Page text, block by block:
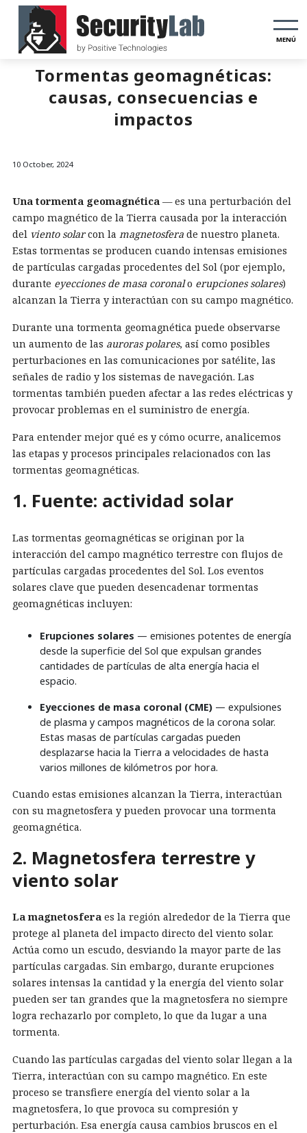
MENÚ
Tormentas geomagnéticas:
causas, consecuencias e
impactos
10 October, 2024
Una tormenta geomagnética — es una perturbación del
campo magnético de la Tierra causada por la interacción
del viento solarcon la magnetosfera de nuestro planeta.
Estas tormentas se producen cuando intensas emisiones
de partículas cargadas procedentes del Sol (por ejemplo,
durante eyecciones de masa coronalo erupciones solares)
alcanzan la Tierra y interactúan con su campo magnético.
Durante una tormenta geomagnética puede observarse
un aumento de las auroras polares, así como posibles
perturbaciones en las comunicaciones por satélite, las
señales de radio y los sistemas de navegación. Las
tormentas también pueden afectar a las redes eléctricas y
provocar problemas en el suministro de energía.
Para entender mejor qué es y cómo ocurre, analicemos
las etapas y procesos principales relacionados con las
tormentas geomagnéticas.
1. Fuente: actividad solar
Las tormentas geomagnéticas se originan por la
interacción del campo magnético terrestre con flujos de
partículas cargadas procedentes del Sol. Los eventos
solares clave que pueden desencadenar tormentas
geomagnéticas incluyen:
Erupciones solares — emisiones potentes de energía
desde la superficie del Sol que expulsan grandes
cantidades de partículas de alta energía hacia el
espacio.
Eyecciones de masa coronal (CME) — expulsiones
de plasma y campos magnéticos de la corona solar.
Estas masas de partículas cargadas pueden
desplazarse hacia la Tierra a velocidades de hasta
varios millones de kilómetros por hora.
Cuando estas emisiones alcanzan la Tierra, interactúan
con su magnetosfera y pueden provocar una tormenta
geomagnética.
2. Magnetosfera terrestre y
viento solar
La magnetosfera es la región alrededor de la Tierra que
protege al planeta del impacto directo del viento solar.
Actúa como un escudo, desviando la mayor parte de las
partículas cargadas. Sin embargo, durante erupciones
solares intensas la cantidad y la energía del viento solar
pueden ser tan grandes que la magnetosfera no siempre
logra rechazarlo por completo, lo que da lugar a una
tormenta.
Cuando las partículas cargadas del viento solar llegan a la
Tierra, interactúan con su campo magnético. En este
proceso se transfiere energía del viento solar a la
magnetosfera, lo que provoca su compresión y
perturbación. Esa energía causa cambios bruscos en el